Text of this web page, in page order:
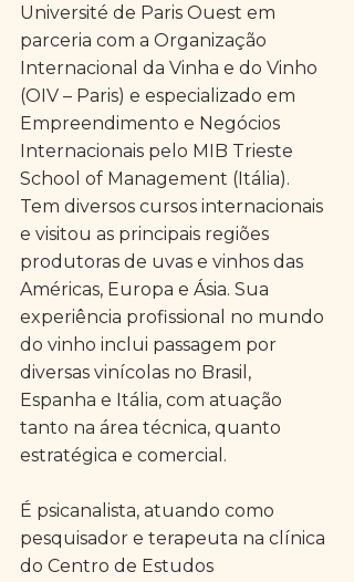
Université de Paris Ouest em
parceria com a Organização
Internacional da Vinha e do Vinho
(OIV – Paris) e especializado em
Empreendimento e Negócios
Internacionais pelo MIB Trieste
School of Management (Itália).
Tem diversos cursos internacionais
e visitou as principais regiões
produtoras de uvas e vinhos das
Américas, Europa e Ásia. Sua
experiência profissional no mundo
do vinho inclui passagem por
diversas vinícolas no Brasil,
Espanha e Itália, com atuação
tanto na área técnica, quanto
estratégica e comercial.
É psicanalista, atuando como
pesquisador e terapeuta na clínica
do Centro de Estudos